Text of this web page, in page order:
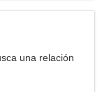
una relación